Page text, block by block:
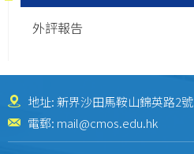
外評報告
地址: 新界沙田馬鞍山錦英路2號
電郵: mail@cmos.edu.hk